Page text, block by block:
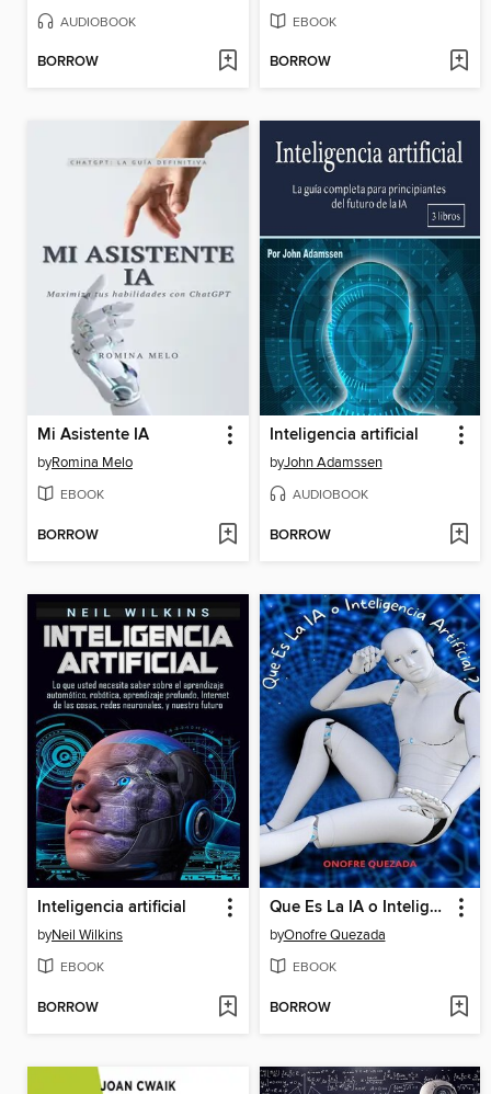
AUDIOBOOK
BORROW
EBOOK
BORROW
Mi Asistente IA
byRomina Melo
EBOOK
BORROW
Inteligencia artificial
byJohn Adamssen
AUDIOBOOK
BORROW
Inteligencia artificial
byNeil Wilkins
EBOOK
BORROW
Que Es La IA o Inteligencia Artificial ?
byOnofre Quezada
EBOOK
BORROW